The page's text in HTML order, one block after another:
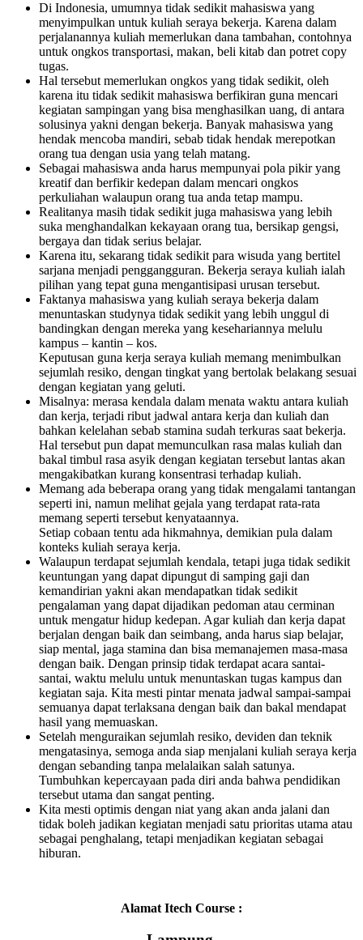
Di Indonesia, umumnya tidak sedikit mahasiswa yang
menyimpulkan untuk kuliah seraya bekerja. Karena dalam
perjalanannya kuliah memerlukan dana tambahan, contohnya
untuk ongkos transportasi, makan, beli kitab dan potret copy
tugas.
Hal tersebut memerlukan ongkos yang tidak sedikit, oleh
karena itu tidak sedikit mahasiswa berfikiran guna mencari
kegiatan sampingan yang bisa menghasilkan uang, di antara
solusinya yakni dengan bekerja. Banyak mahasiswa yang
hendak mencoba mandiri, sebab tidak hendak merepotkan
orang tua dengan usia yang telah matang.
Sebagai mahasiswa anda harus mempunyai pola pikir yang
kreatif dan berfikir kedepan dalam mencari ongkos
perkuliahan walaupun orang tua anda tetap mampu.
Realitanya masih tidak sedikit juga mahasiswa yang lebih
suka menghandalkan kekayaan orang tua, bersikap gengsi,
bergaya dan tidak serius belajar.
Karena itu, sekarang tidak sedikit para wisuda yang bertitel
sarjana menjadi penggangguran. Bekerja seraya kuliah ialah
pilihan yang tepat guna mengantisipasi urusan tersebut.
Faktanya mahasiswa yang kuliah seraya bekerja dalam
menuntaskan studynya tidak sedikit yang lebih unggul di
bandingkan dengan mereka yang kesehariannya melulu
kampus – kantin – kos.
Keputusan guna kerja seraya kuliah memang menimbulkan
sejumlah resiko, dengan tingkat yang bertolak belakang sesuai
dengan kegiatan yang geluti.
Misalnya: merasa kendala dalam menata waktu antara kuliah
dan kerja, terjadi ribut jadwal antara kerja dan kuliah dan
bahkan kelelahan sebab stamina sudah terkuras saat bekerja.
Hal tersebut pun dapat memunculkan rasa malas kuliah dan
bakal timbul rasa asyik dengan kegiatan tersebut lantas akan
mengakibatkan kurang konsentrasi terhadap kuliah.
Memang ada beberapa orang yang tidak mengalami tantangan
seperti ini, namun melihat gejala yang terdapat rata-rata
memang seperti tersebut kenyataannya.
Setiap cobaan tentu ada hikmahnya, demikian pula dalam
konteks kuliah seraya kerja.
Walaupun terdapat sejumlah kendala, tetapi juga tidak sedikit
keuntungan yang dapat dipungut di samping gaji dan
kemandirian yakni akan mendapatkan tidak sedikit
pengalaman yang dapat dijadikan pedoman atau cerminan
untuk mengatur hidup kedepan. Agar kuliah dan kerja dapat
berjalan dengan baik dan seimbang, anda harus siap belajar,
siap mental, jaga stamina dan bisa memanajemen masa-masa
dengan baik. Dengan prinsip tidak terdapat acara santai-
santai, waktu melulu untuk menuntaskan tugas kampus dan
kegiatan saja. Kita mesti pintar menata jadwal sampai-sampai
semuanya dapat terlaksana dengan baik dan bakal mendapat
hasil yang memuaskan.
Setelah menguraikan sejumlah resiko, deviden dan teknik
mengatasinya, semoga anda siap menjalani kuliah seraya kerja
dengan sebanding tanpa melalaikan salah satunya.
Tumbuhkan kepercayaan pada diri anda bahwa pendidikan
tersebut utama dan sangat penting.
Kita mesti optimis dengan niat yang akan anda jalani dan
tidak boleh jadikan kegiatan menjadi satu prioritas utama atau
sebagai penghalang, tetapi menjadikan kegiatan sebagai
hiburan.
Alamat Itech Course :